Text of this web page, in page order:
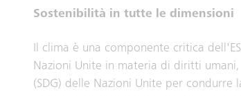
Sostenibilità in tutte le dimensioni
Il clima è una componente critica
Nazioni Unite in materia di diritti
(SDG) delle Nazioni Unite per